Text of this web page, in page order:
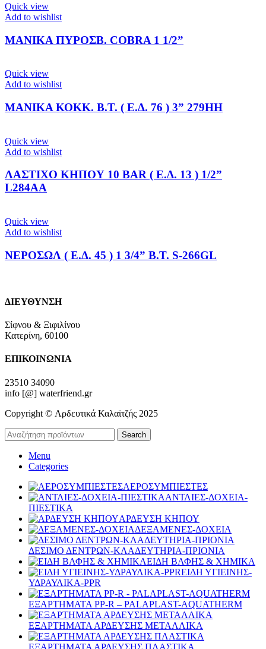
Quick view
Add to wishlist
ΜΑΝΙΚΑ ΠΥΡΟΣΒ. COBRA 1 1/2”
Quick view
Add to wishlist
ΜΑΝΙΚΑ ΚΟΚΚ. Β.Τ. ( Ε.Δ. 76 ) 3” 279ΗΗ
Quick view
Add to wishlist
ΛΑΣΤΙΧΟ ΚΗΠΟΥ 10 BAR ( Ε.Δ. 13 ) 1/2”
L284AA
Quick view
Add to wishlist
ΝΕΡΟΣΩΛ ( Ε.Δ. 45 ) 1 3/4” Β.Τ. S-266GL
ΔΙΕΥΘΥΝΣΗ
Σίφνου & Ξιφιλίνου
Κατερίνη, 60100
ΕΠΙΚΟΙΝΩΝΙΑ
23510 34090
info [@] waterfriend.gr
Copyright © Αρδευτικά Καλαϊτζής 2025
Search
Menu
Categories
ΑΕΡΟΣΥΜΠΙΕΣΤΕΣ
ΑΝΤΛΙΕΣ-ΔΟΧΕΙΑ-
ΠΙΕΣΤΙΚΑ
ΑΡΔΕΥΣΗ ΚΗΠΟΥ
ΔΕΞΑΜΕΝΕΣ-ΔΟΧΕΙΑ
ΔΕΣΙΜΟ ΔΕΝΤΡΩΝ-ΚΛΑΔΕΥΤΗΡΙΑ-ΠΡΙΟΝΙΑ
ΕΙΔΗ ΒΑΦΗΣ & ΧΗΜΙΚΑ
ΕΙΔΗ ΥΓΙΕΙΝΗΣ-
ΥΔΡΑΥΛΙΚΑ-PPR
ΕΞΑΡΤΗΜΑΤΑ PP-R – PALAPLAST-AQUATHERM
ΕΞΑΡΤΗΜΑΤΑ ΑΡΔΕΥΣΗΣ ΜΕΤΑΛΛΙΚΑ
ΕΞΑΡΤΗΜΑΤΑ ΑΡΔΕΥΣΗΣ ΠΛΑΣΤΙΚΑ